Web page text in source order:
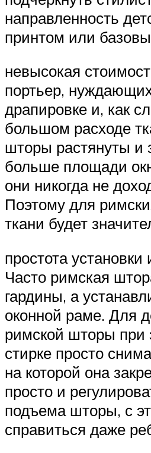
направленность
принтом или
невысокая
портьер,
драпировке и, как
большом расходе
шторы растянуты и
больше площади
они никогда не
Поэтому для
ткани будет
простота
Часто римская
гардины, а
оконной раме. Для
римской шторы при
стирке просто
на которой она
просто и
подъема шторы, с
справиться даже